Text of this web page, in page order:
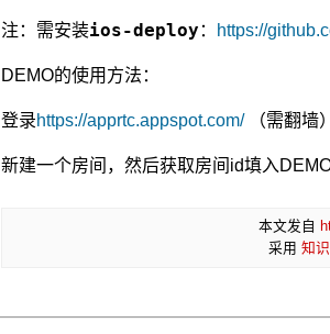
注：需安装ios-deploy ： https://
DEMO的使用方法：
登录https://apprtc.appspot.com/（需翻墙）
新建一个房间，然后获取房间id填入
本文发自
采用 知